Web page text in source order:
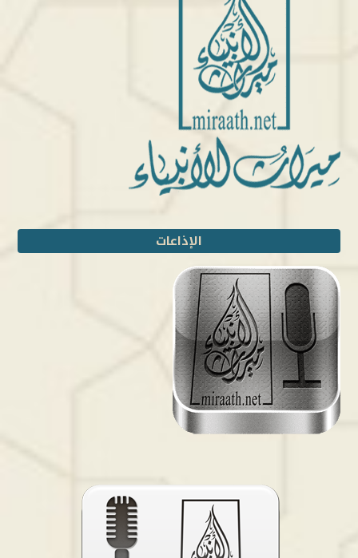
الإذاعات